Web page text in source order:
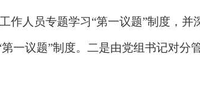
作人员专题学习“第一议题”制度，并
一议题”制度。二是由党组书记对分